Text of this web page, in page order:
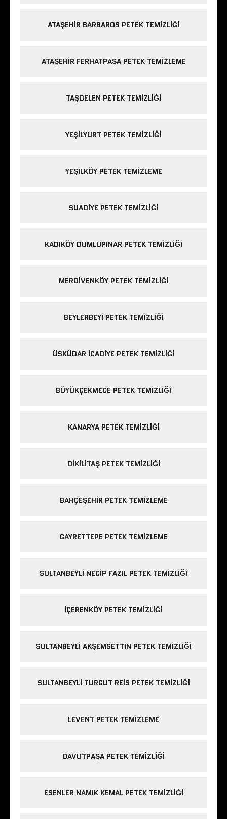
ATAŞEHIR BARBAROS PETEK TEMIZLIĞI
ATAŞEHIR FERHATPAŞA PETEK TEMIZLEME
TAŞDELEN PETEK TEMIZLIĞI
YEŞILYURT PETEK TEMIZLIĞI
YEŞILKÖY PETEK TEMIZLEME
SUADIYE PETEK TEMIZLIĞI
KADIKÖY DUMLUPINAR PETEK TEMIZLIĞI
MERDIVENKÖY PETEK TEMIZLIĞI
BEYLERBEYI PETEK TEMIZLIĞI
ÜSKÜDAR ICADIYE PETEK TEMIZLIĞI
BÜYÜKÇEKMECE PETEK TEMIZLIĞI
KANARYA PETEK TEMIZLIĞI
DIKILITAŞ PETEK TEMIZLIĞI
BAHÇEŞEHIR PETEK TEMIZLEME
GAYRETTEPE PETEK TEMIZLEME
SULTANBEYLI NECIP FAZIL PETEK TEMIZLIĞI
IÇERENKÖY PETEK TEMIZLIĞI
SULTANBEYLI AKŞEMSETTIN PETEK TEMIZLIĞI
SULTANBEYLI TURGUT REIS PETEK TEMIZLIĞI
LEVENT PETEK TEMIZLEME
DAVUTPAŞA PETEK TEMIZLIĞI
ESENLER NAMIK KEMAL PETEK TEMIZLIĞI